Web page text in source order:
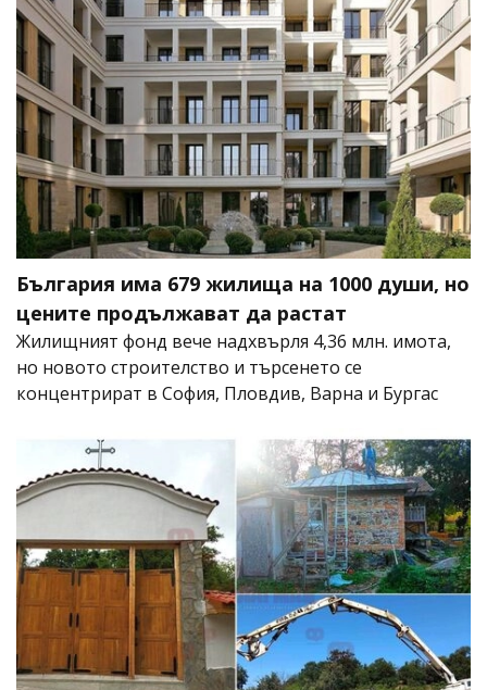
България има 679 жилища на 1000 души, но
цените продължават да растат
Жилищният фонд вече надхвърля 4,36 млн. имота,
но новото строителство и търсенето се
концентрират в София, Пловдив, Варна и Бургас